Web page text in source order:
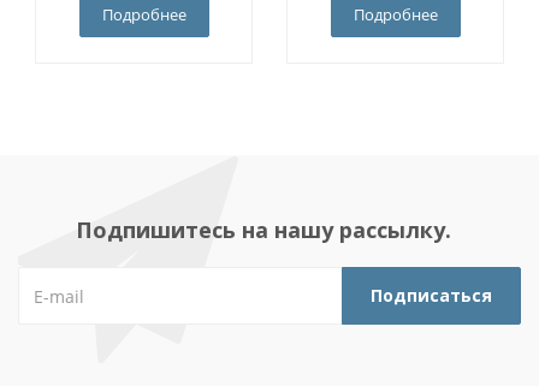
Подробнее Подробнее
Подпишитесь на нашу рассылку.